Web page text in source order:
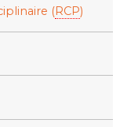
(RCP)